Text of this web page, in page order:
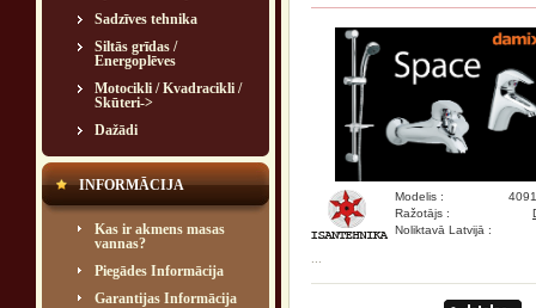
Sadzīves tehnika
Siltās grīdas /
Energoplēves
Motocikli / Kvadracikli /
Skūteri->
Dažādi
INFORMĀCIJA
Kas ir akmens masas
vannas?
Piegādes Informācija
Garantijas Informācija
Modelis :
Ražotājs :
Noliktavā Latvijā :